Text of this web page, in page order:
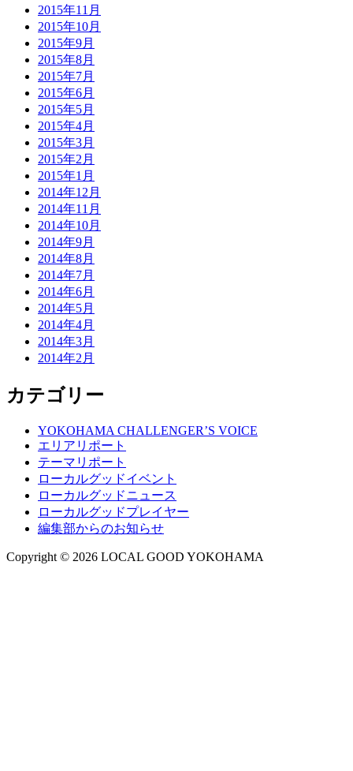
2015年11月
2015年10月
2015年9月
2015年8月
2015年7月
2015年6月
2015年5月
2015年4月
2015年3月
2015年2月
2015年1月
2014年12月
2014年11月
2014年10月
2014年9月
2014年8月
2014年7月
2014年6月
2014年5月
2014年4月
2014年3月
2014年2月
カテゴリー
YOKOHAMA CHALLENGER’S VOICE
エリアリポート
テーマリポート
ローカルグッドイベント
ローカルグッドニュース
ローカルグッドプレイヤー
編集部からのお知らせ
Copyright © 2026 LOCAL GOOD YOKOHAMA